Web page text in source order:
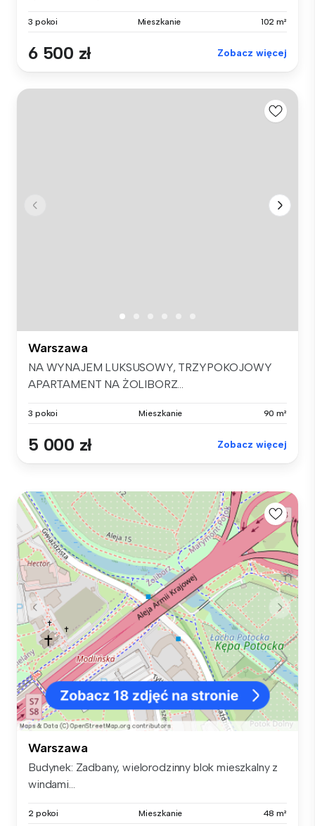
3 pokoi Mieszkanie 102 m²
6 500 zł Zobacz więcej
Warszawa
NA WYNAJEM LUKSUSOWY, TRZYPOKOJOWY
APARTAMENT NA ŻOLIBORZ...
3 pokoi Mieszkanie 90 m²
5 000 zł Zobacz więcej
Warszawa
Budynek: Zadbany, wielorodzinny blok mieszkalny z
windami...
2 pokoi Mieszkanie 48 m²